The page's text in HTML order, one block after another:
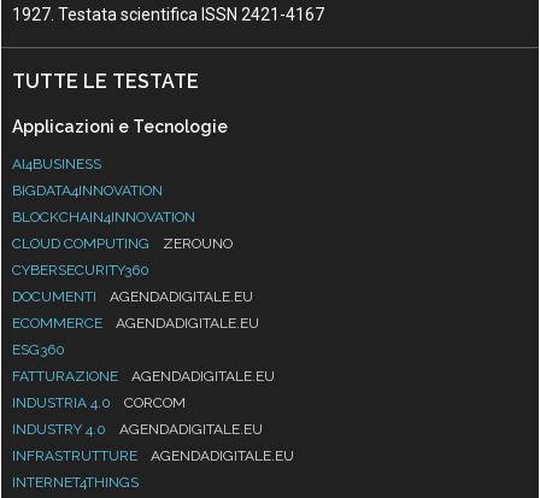
1927. Testata scientifica ISSN 2421-4167
TUTTE LE TESTATE
Applicazioni e Tecnologie
AI4BUSINESS
BIGDATA4INNOVATION
BLOCKCHAIN4INNOVATION
CLOUD COMPUTING
ZEROUNO
CYBERSECURITY360
DOCUMENTI
AGENDADIGITALE.EU
ECOMMERCE
AGENDADIGITALE.EU
ESG360
FATTURAZIONE
AGENDADIGITALE.EU
INDUSTRIA 4.0
CORCOM
INDUSTRY 4.0
AGENDADIGITALE.EU
INFRASTRUTTURE
AGENDADIGITALE.EU
INTERNET4THINGS